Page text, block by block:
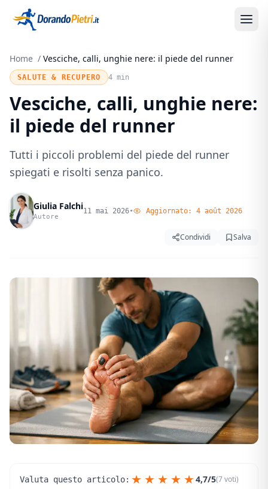
Home / Vesciche, calli, unghie nere: il piede del runner
SALUTE & RECUPERO 4 min
Vesciche, calli, unghie nere:
il piede del runner
Tutti i piccoli problemi del piede del runner
spiegati e risolti senza panico.
Giulia Falchi
Autore
11 mai 2026• Aggiornato: 4 août 2026
Condividi Salva
Valuta questo articolo: ★ ★ ★ ★ ★4,7/5(7 voti)